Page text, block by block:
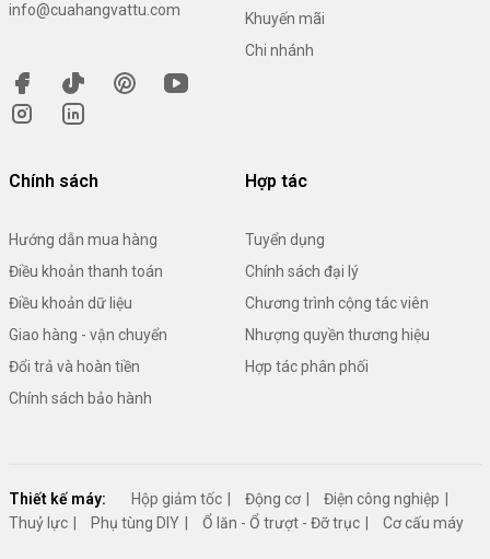
info@cuahangvattu.com
Khuyến mãi
Chi nhánh
Chính sách
Hướng dẫn mua hàng
Điều khoản thanh toán
Điều khoản dữ liệu
Giao hàng - vận chuyển
Đổi trả và hoàn tiền
Chính sách bảo hành
Hợp tác
Tuyển dụng
Chính sách đại lý
Chương trình cộng tác viên
Nhượng quyền thương hiệu
Hợp tác phân phối
Thiết kế máy: Hộp giảm tốc Động cơ
Điện công nghiệp
Thuỷ lực
Phụ tùng DIY Ổ lăn - Ổ trượt - Đỡ trục Cơ cấu máy